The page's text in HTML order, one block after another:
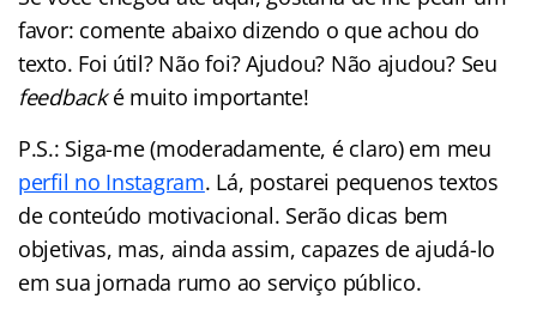
favor: comente abaixo dizendo o que achou do
texto. Foi útil? Não foi? Ajudou? Não ajudou? Seu
feedbacké muito importante!
P.S.: Siga-me (moderadamente, é claro) em meu
perfil no Instagram. Lá, postarei pequenos textos
de conteúdo motivacional. Serão dicas bem
objetivas, mas, ainda assim, capazes de ajudá-lo
em sua jornada rumo ao serviço público.